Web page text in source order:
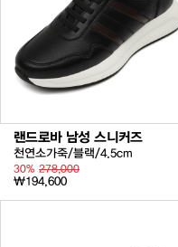
랜드로바 남성 스니커즈
천연소가죽/블랙/4.5cm
30% 278,000
₩194,600